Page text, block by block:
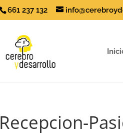
661 237 132
Recepcion-